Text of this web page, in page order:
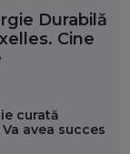
Durabilă
Cine
curată
avea succes